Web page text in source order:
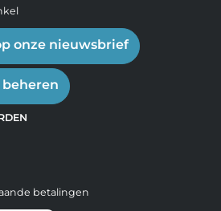
onze nieuwsbrief
betalingen